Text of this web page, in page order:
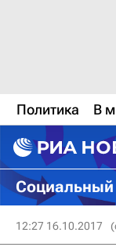
Политика В
Социальный
12:27 16.10.2017